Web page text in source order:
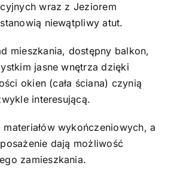
wraz z Jeziorem
niewątpliwy atut.
mieszkania, dostępny balkon,
jasne wnętrza dzięki
okien (cała ściana) czynią
interesującą.
wykończeniowych, a
dają możliwość
zamieszkania.